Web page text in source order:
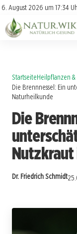
6. August 2026 um 17:34
Account
Newsletter
Lexikon
Themen
StartseiteHeilpflanzen
Die Brennnessel: Ein
Naturheilkunde
Die
Dr. Friedrich Schmidt